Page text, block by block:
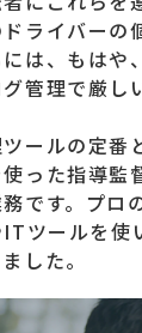
ライバーの
は、もはや
管理で厳し
ールの定番
った指導監
です。プロ
ツールを使
した。